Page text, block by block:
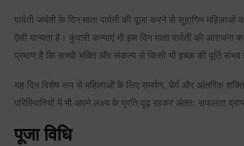
पार्वती जयंती के दिन माता पार्वती की पूजा करने से सुहागिन
ऐसी मान्यता है। कुंवारी कन्याएं भी इस दिन माता पार्वती की
प्रमाण है कि सच्ची भक्ति और संकल्प से किसी भी इच्छा की पूर्ति संभव
यह दिन विशेष रूप से महिलाओं के लिए समर्पण, धैर्य और आंतरिक शक्ति
परिस्थितियों में भी अपने लक्ष्य के प्रति दृढ़ रहकर अंततः सफलता
पूजा विधि